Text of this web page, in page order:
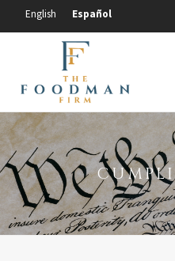
English Español